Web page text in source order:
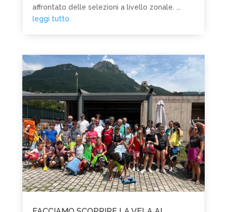
affrontato delle selezioni a livello zonale. ...
leggi tutto